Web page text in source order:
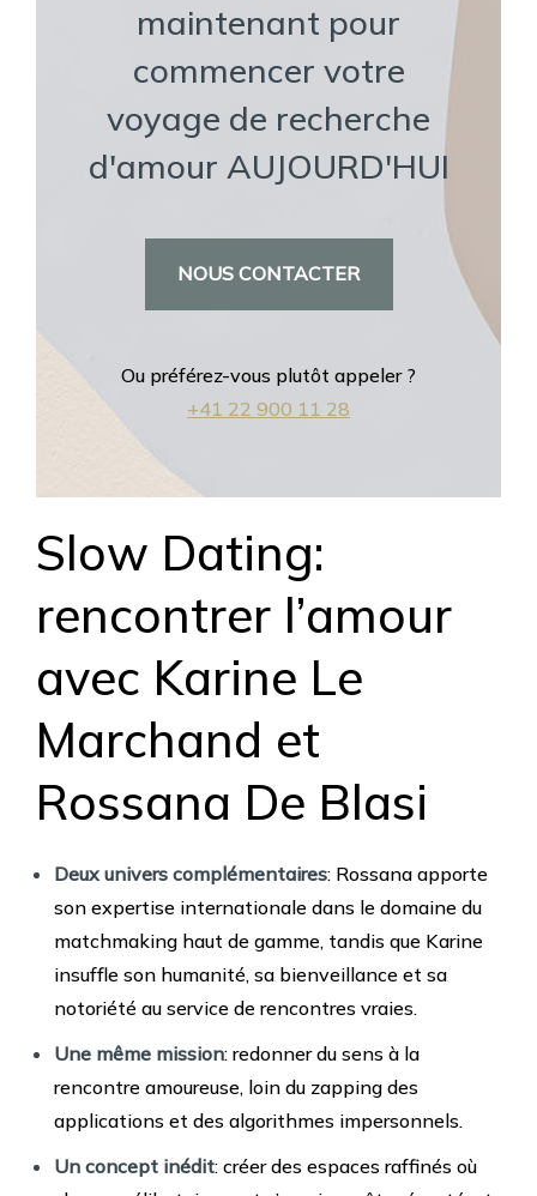
maintenant pour
commencer votre
voyage de recherche
d'amour AUJOURD'HUI
NOUS CONTACTER
Ou préférez-vous plutôt appeler ?
+41 22 900 11 28
Slow Dating:
rencontrer l’amour
avec Karine Le
Marchand et
Rossana De Blasi
Deux univers complémentaires: Rossana apporte
son expertise internationale dans le domaine du
matchmaking haut de gamme, tandis que Karine
insuffle son humanité, sa bienveillance et sa
notoriété au service de rencontres vraies.
Une même mission: redonner du sens à la
rencontre amoureuse, loin du zapping des
applications et des algorithmes impersonnels.
Un concept inédit: créer des espaces raffinés où